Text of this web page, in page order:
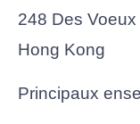
248 Des
Hong Kong
Principaux